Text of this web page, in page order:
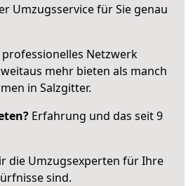
Umzugsservice für Sie genau
Netzwerk
mehr bieten als manch
in Salzgitter.
Erfahrung und das seit 9
die Umzugsexperten für Ihre
sind.